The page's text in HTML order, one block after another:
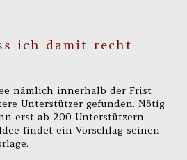
ich damit recht
nämlich innerhalb der Frist
Unterstützer gefunden. Nötig
erst ab 200 Unterstützern
findet ein Vorschlag seinen